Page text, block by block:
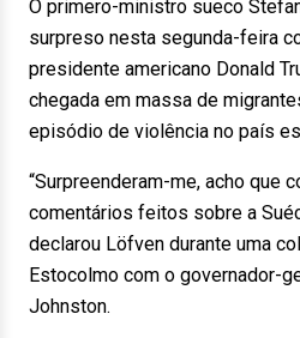
O primero-ministro sueco
surpreso nesta segunda-feira
presidente americano Donald
chegada em massa de
episódio de violência no país
“Surpreenderam-me, acho que
comentários feitos sobre a
declarou Löfven durante uma
Estocolmo com o governador-
Johnston.